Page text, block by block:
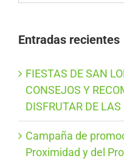
Entradas recientes
FIESTAS DE SAN
CONSEJOS Y
DISFRUTAR DE LAS
Campaña de
Proximidad y del